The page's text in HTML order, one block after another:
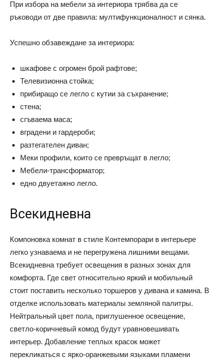
При избора на мебели за интериора трябва да се
ръководи от две правила: мултифункционалност и сянка.
Успешно обзавеждане за интериора:
шкафове с огромен брой рафтове;
Телевизионна стойка;
прибиращо се легло с кутии за съхранение;
стена;
сгъваема маса;
вградени и гардероби;
разтегателен диван;
Меки профили, които се превръщат в легло;
Мебели-трансформатор;
едно двуетажно легло.
Всекидневна
Компоновка комнат в стиле Контемпорари в интерьере
легко узнаваема и не перегружена лишними вещами.
Всекидневна требует освещения в разных зонах для
комфорта. Где свет относительно яркий и мобильный
стоит поставить несколько торшеров у дивана и камина. В
отделке использовать материалы земляной палитры.
Нейтральный цвет пола, приглушенное освещение,
светло-коричневый комод будут уравновешивать
интерьер. Добавление теплых красок может
перекликаться с ярко-оранжевыми языками пламени